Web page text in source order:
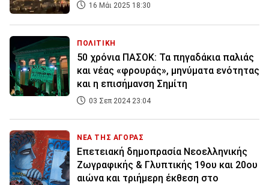
16 Μάι 2025 18:30
ΠΟΛΙΤΙΚΗ
50 χρόνια ΠΑΣΟΚ: Τα πηγαδάκια παλιάς
και νέας «φρουράς», μηνύματα ενότητας
και η επισήμανση Σημίτη
03 Σεπ 2024 23:04
ΝΕΑ ΤΗΣ ΑΓΟΡΑΣ
Επετειακή δημοπρασία Νεοελληνικής
Ζωγραφικής & Γλυπτικής 19ου και 20ου
αιώνα και τριήμερη έκθεση στο